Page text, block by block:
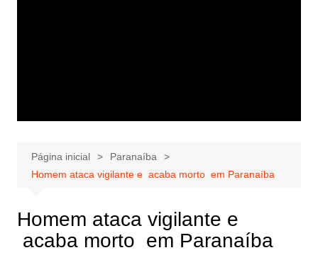
Página inicial
Paranaíba
Homem ataca vigilante e acaba morto em Paranaíba
Homem ataca vigilante e
acaba morto em Paranaíba